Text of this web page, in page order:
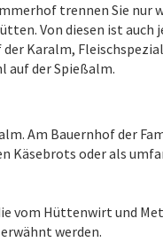
trennen Sie nur
Von diesen ist auch
Karalm,
auf der Spießalm.
Am Bauernhof der
Käsebrots oder als
vom Hüttenwirt und
werden.